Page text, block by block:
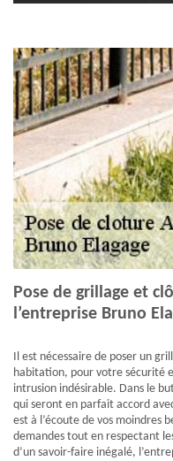
Pose de grillage et
l’entreprise Bruno
Il est nécessaire de poser un
habitation, pour votre sécurité
intrusion indésirable. Dans le
qui seront en parfait accord
est à l’écoute de vos moindres
demandes tout en respectant
d’un savoir-faire inégalé,